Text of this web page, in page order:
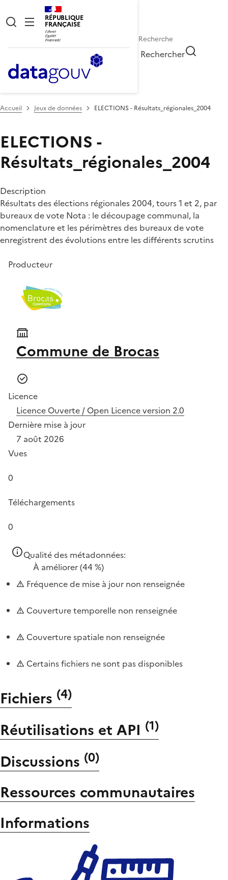
RÉPUBLIQUE
FRANÇAISE
Rechercher
Accueil Jeux de données ELECTIONS - Résultats_régionales_2004
ELECTIONS -
Résultats_régionales_2004
Description
Résultats des élections régionales 2004, tours 1 et 2, par
bureaux de vote Nota : le découpage communal, la
nomenclature et les périmètres des bureaux de vote
enregistrent des évolutions entre les différents scrutins
Producteur
Commune de Brocas
Licence
Licence Ouverte / Open Licence version 2.0
Dernière mise à jour
7 août 2026
Vues
0
Téléchargements
0
Qualité des métadonnées:
À améliorer(44 %)
Fréquence de mise à jour non renseignée
Couverture temporelle non renseignée
Couverture spatiale non renseignée
Certains fichiers ne sont pas disponibles
Fichiers (4)
Réutilisations et API (1)
Discussions (0)
Ressources communautaires
Informations